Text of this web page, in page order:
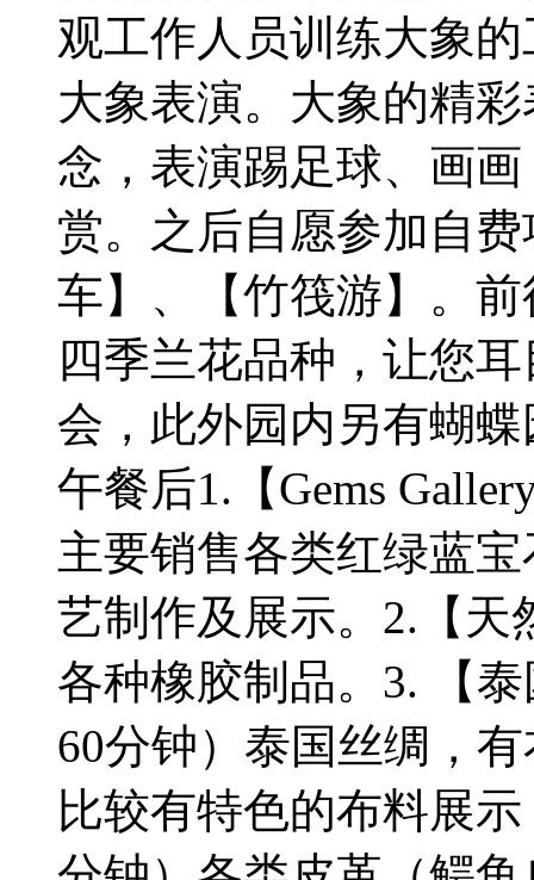
观工作人员训练大象
大象表演。大象的精
念，表演踢足球、画
赏。之后自愿参加自
车】、【竹筏游】。
四季兰花品种，让您
会，此外园内另有蝴
午餐后1.【Gems
主要销售各类红绿蓝
艺制作及展示。2.【天
各种橡胶制品。3. 【
60分钟）泰国丝绸，
比较有特色的布料展